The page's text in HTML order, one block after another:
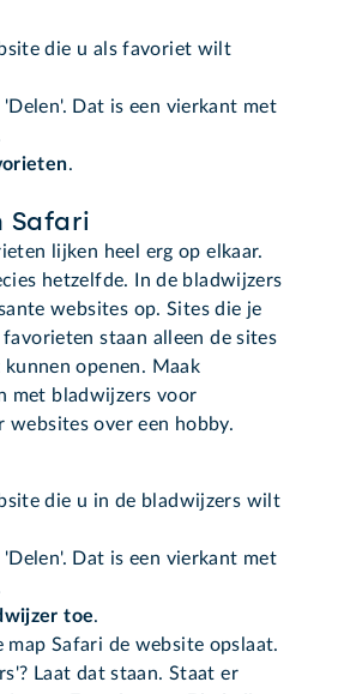
die u als favoriet wilt
Dat is een vierkant met
.
Safari
lijken heel erg op elkaar.
hetzelfde. In de bladwijzers
websites op. Sites die je
staan alleen de sites
openen. Maak
met bladwijzers voor
websites over een hobby.
die u in de bladwijzers wilt
Dat is een vierkant met
toe.
map Safari de website opslaat.
Laat dat staan. Staat er